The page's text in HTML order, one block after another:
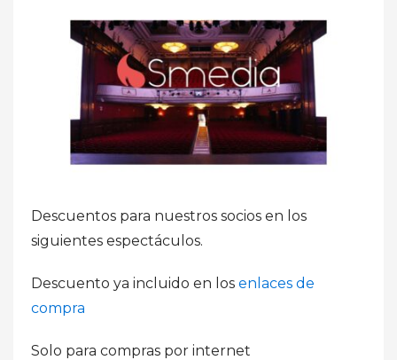
Descuentos para nuestros socios en los
siguientes espectáculos.
Descuento ya incluido en los enlaces de
compra
Solo para compras por internet